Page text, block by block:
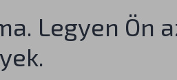
Legyen Ön